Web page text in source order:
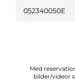
052340050E
Med
bilder/videor